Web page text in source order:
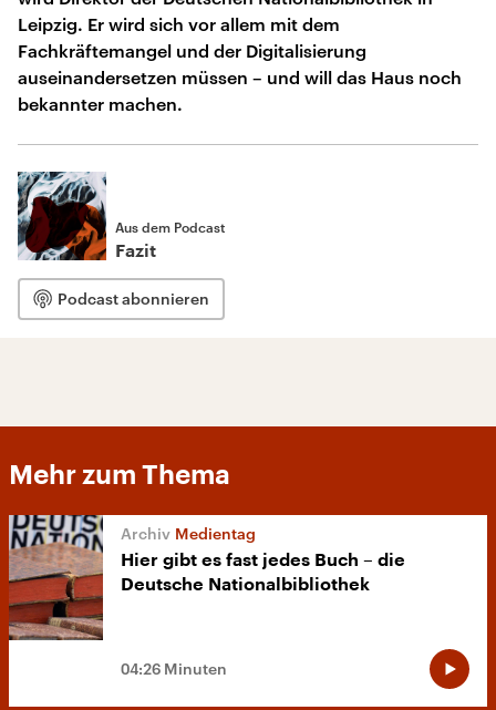
Leipzig. Er wird sich vor allem mit dem
Fachkräftemangel und der Digitalisierung
auseinandersetzen müssen – und will das Haus noch
bekannter machen.
Aus dem Podcast
Fazit
Podcast abonnieren
Mehr zum Thema
Medientag
Hier gibt es fast jedes Buch – die
Deutsche Nationalbibliothek
04:26 Minuten